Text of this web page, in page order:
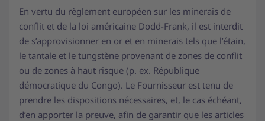
En vertu du règlement européen sur les minerais de
conflit et de la loi américaine Dodd-Frank, il est interdit
de s’approvisionner en or et en minerais tels que l’étain,
le tantale et le tungstène provenant de zones de conflit
ou de zones à haut risque (p. ex. République
démocratique du Congo). Le Fournisseur est tenu de
prendre les dispositions nécessaires, et, le cas échéant,
d’en apporter la preuve, afin de garantir que les articles